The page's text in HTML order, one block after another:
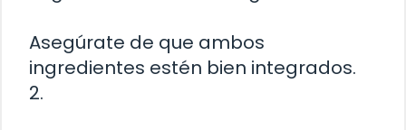
Asegúrate de que ambos
ingredientes estén bien integrados.
2.